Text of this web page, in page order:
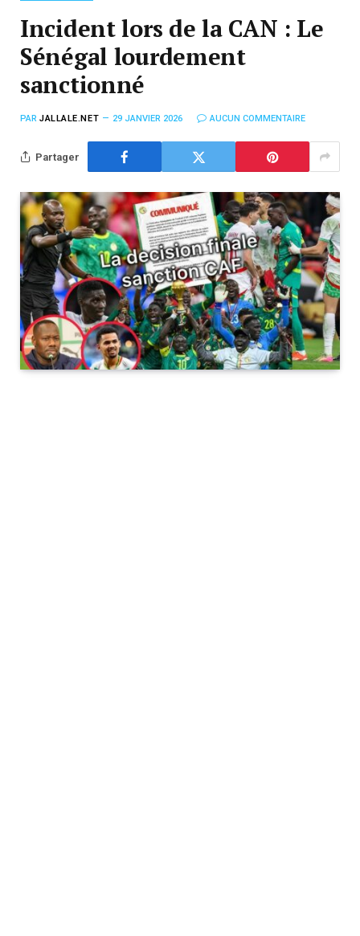
Incident lors de la CAN : Le
Sénégal lourdement
sanctionné
PAR JALLALE.NET 29 JANVIER 2026 AUCUN COMMENTAIRE
Partager